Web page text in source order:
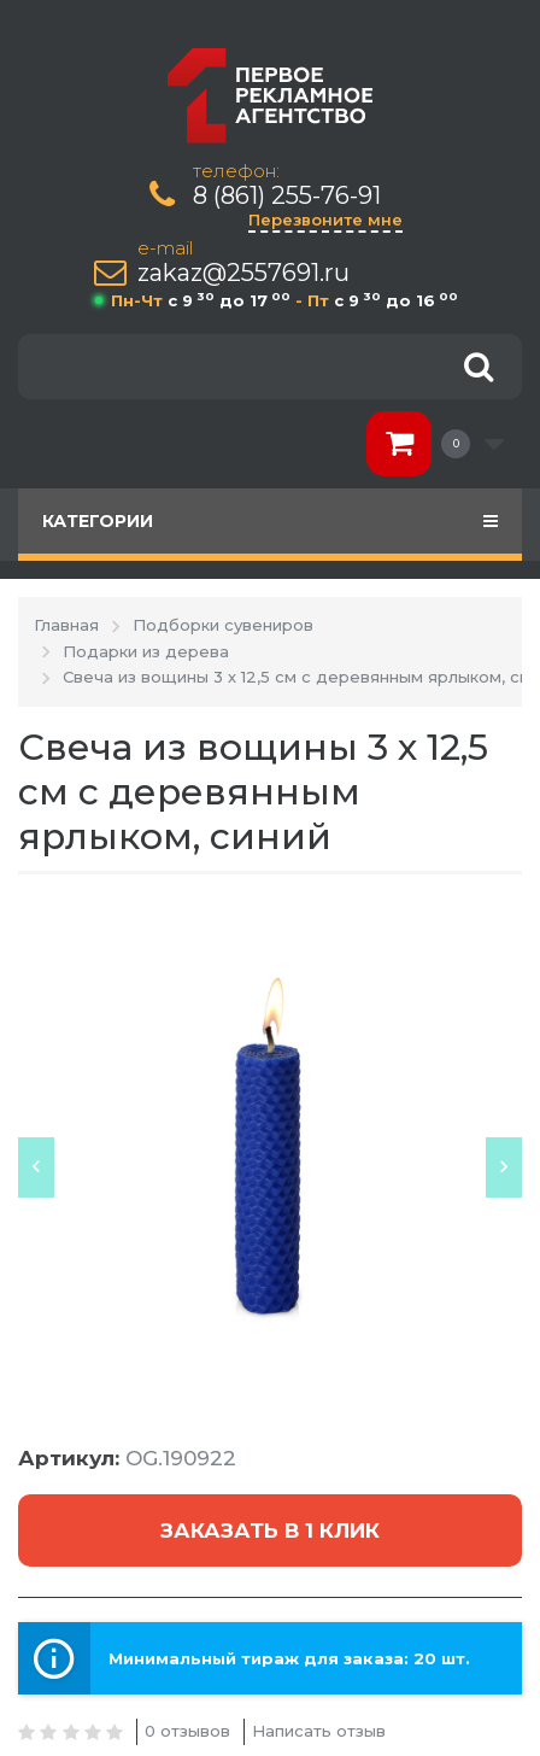
телефон:
8 (861) 255-76-91
Перезвоните мне
e-mail
zakaz@2557691.ru
Пн-Чт c 9 30 до 17 00 - Пт c 9 30 до 16 00
0
КАТЕГОРИИ
Главная
Подборки сувениров
Подарки из дерева
Свеча из вощины 3 х 12,5 см с деревянным ярлыком,
Свеча из вощины 3 х 12,5
см с деревянным
ярлыком, синий
Артикул: OG.190922
ЗАКАЗАТЬ В 1 КЛИК
Минимальный тираж для заказа: 20 шт.
0 отзывов Написать отзыв